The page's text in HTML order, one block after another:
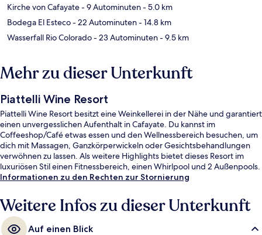
Kirche von Cafayate- 9 Autominuten- 5.0 km
Bodega El Esteco- 22 Autominuten- 14.8 km
Wasserfall Rio Colorado- 23 Autominuten- 9.5 km
Mehr zu dieser Unterkunft
Piattelli Wine Resort
Piattelli Wine Resort besitzt eine Weinkellerei in der Nähe und garantiert
einen unvergesslichen Aufenthalt in Cafayate. Du kannst im
Coffeeshop/Café etwas essen und den Wellnessbereich besuchen, um
dich mit Massagen, Ganzkörperwickeln oder Gesichtsbehandlungen
verwöhnen zu lassen. Als weitere Highlights bietet dieses Resort im
luxuriösen Stil einen Fitnessbereich, einen Whirlpool und 2 Außenpools.
Informationen zu den Rechten zur Stornierung
Weitere Infos zu dieser Unterkunft
Auf einen Blick